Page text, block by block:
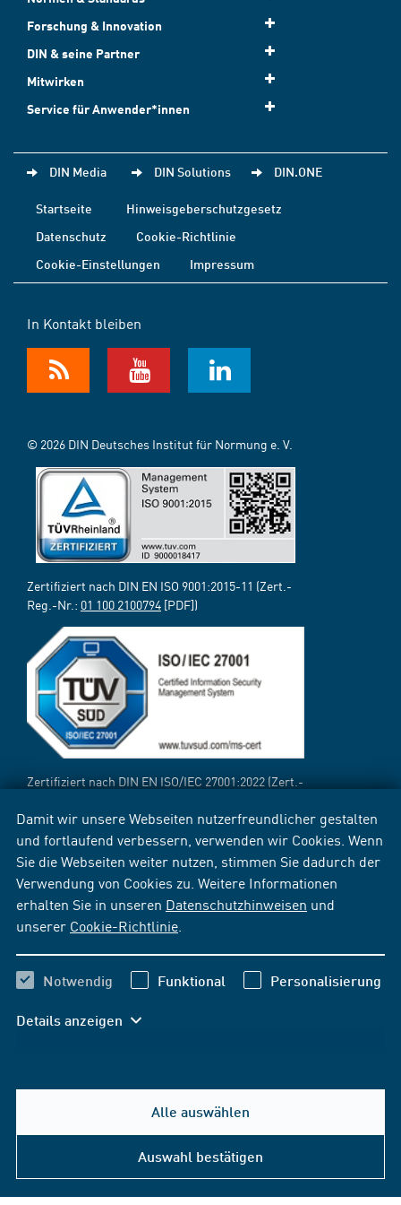
Damit wir unsere Webseiten nutzerfreundlicher gestalten
und fortlaufend verbessern, verwenden wir Cookies. Wenn
Sie die Webseiten weiter nutzen, stimmen Sie dadurch der
Verwendung von Cookies zu. Weitere Informationen
erhalten Sie in unseren Datenschutzhinweisen und
unserer Cookie-Richtlinie
Notwendig Funktional Personalisierung
Details anzeigen
Alle auswählen
Auswahl bestätigen
Forschung & Innovation
DIN & seine Partner
Mitwirken
Service für Anwender*innen
DIN Media DIN Solutions DIN.ONE
Startseite
Hinweisgeberschutzgesetz
Datenschutz
Cookie-Richtlinie
Cookie-Einstellungen
Impressum
In Kontakt bleiben
© 2026 DIN Deutsches Institut für Normung e. V.
Zertifiziert nach DIN EN ISO 9001:2015-11 (Zert.-
Reg.-Nr.: 01 100 2100794 [PDF])
Zertifiziert nach DIN EN ISO/IEC 27001:2022 (Zert.-